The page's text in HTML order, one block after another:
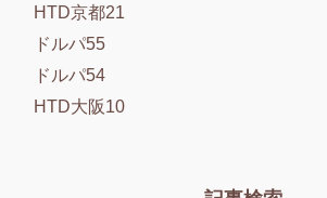
HTD京都21
ドルパ55
ドルパ54
HTD大阪10